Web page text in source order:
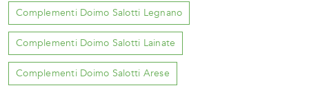
Complementi Doimo Salotti Legnano
Complementi Doimo Salotti Lainate
Complementi Doimo Salotti Arese